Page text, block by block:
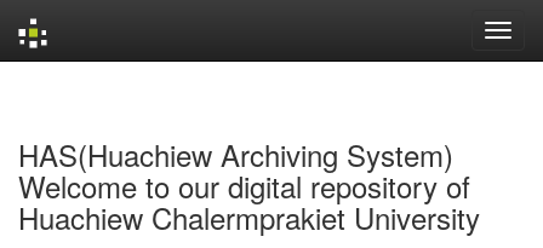
HAS(Huachiew Archiving System)
Welcome to our digital repository of
Huachiew Chalermprakiet University